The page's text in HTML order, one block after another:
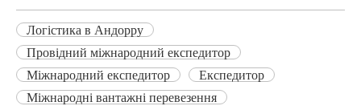
Логістика в Андорру
Провідний міжнародний експедитор
Міжнародний експедитор
Експедитор
Міжнародні вантажні перевезення